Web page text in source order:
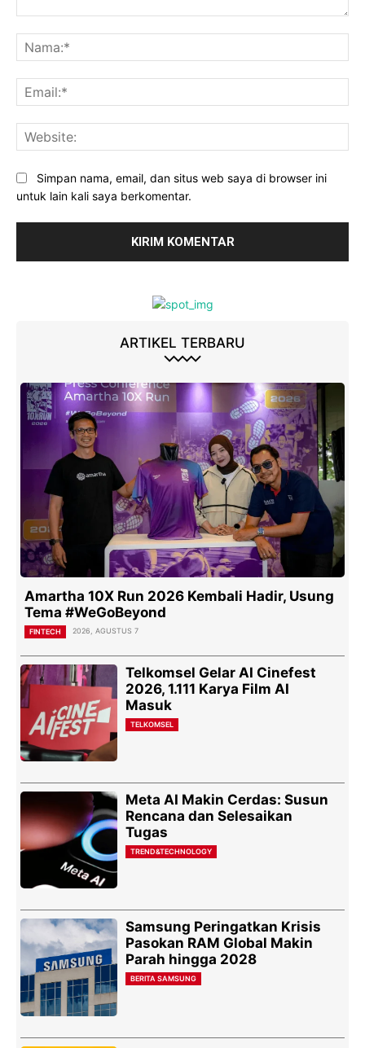
Simpan nama, email, dan situs web saya di browser ini
untuk lain kali saya berkomentar.
ARTIKEL TERBARU
Amartha 10X Run 2026 Kembali Hadir, Usung
Tema #WeGoBeyond
FINTECH 2026, AGUSTUS 7
Telkomsel Gelar AI Cinefest
2026, 1.111 Karya Film AI
Masuk
TELKOMSEL
Meta AI Makin Cerdas: Susun
Rencana dan Selesaikan
Tugas
TREND&TECHNOLOGY
Samsung Peringatkan Krisis
Pasokan RAM Global Makin
Parah hingga 2028
BERITA SAMSUNG